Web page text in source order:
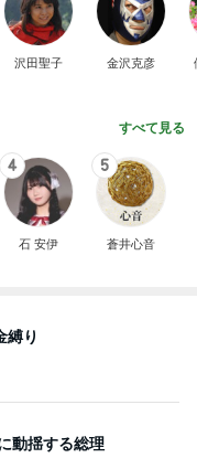
沢田聖子 金沢克彦
すべて見る
4
石 安伊
5
蒼井心音
縛り
動揺する総理